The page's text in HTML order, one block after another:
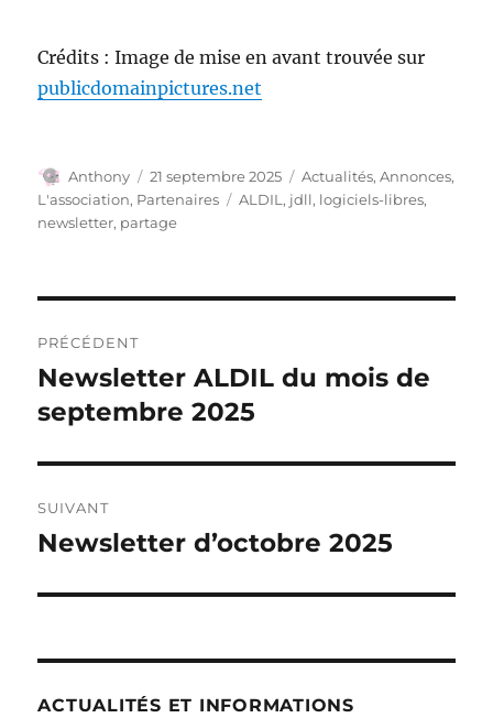
Crédits : Image de mise en avant trouvée sur
publicdomainpictures.net
Auteur
Anthony
Publié
le
21 septembre 2025 Catégories
Actualités,Annonces,
L'association, Partenaires Étiquettes
ALDIL , jdll, logiciels-libres,
newsletter, partage
de
l’article
PRÉCÉDENT
Publication
précédente :
Newsletter ALDIL du mois de
septembre 2025
SUIVANT
Publication
Newsletter d’octobre 2025
ACTUALITÉS ET INFORMATIONS